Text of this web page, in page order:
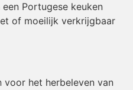
Portugese keuken
of moeilijk verkrijgbaar
het herbeleven van